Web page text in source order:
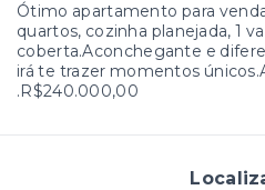
Ótimo apartamento para
quartos, cozinha planejada, 1
coberta.Aconchegante e
irá te trazer momentos
.R$240.000,00